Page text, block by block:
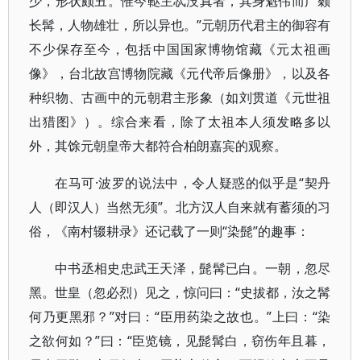
长髯，人物雄壮，所以异也。”元朝历代君主的御容有
不少保存至今，包括中国国家博物馆藏《元太祖画
像》，台北故宫博物院藏《元代帝后像册》，以及各
种织物、古画中的元朝君主形象（如刘贯道《元世祖
出猎图》）。综合来看，除了太祖本人须发略多以
外，其馀元朝皇帝大都符合柏朗嘉宾的观察。
在马可·波罗的说法中，令人疑惑的似乎是“契丹
人（即汉人）当然无须”。北方汉人自来就有蓄须的习
俗，《南村辍耕录》还记载了一则“染髭”的趣事：
中书丞相史忠武王天泽，髭髯已白。一朝，忽尽
黑。世皇（忽必烈）见之，惊问曰：“史拔都，汝之髯
何乃更黑邪？”对曰：“臣用药染之故也。”上曰：“染
之欲何如？”曰：“臣览镜，见髭髯白，窃伤年且暮，